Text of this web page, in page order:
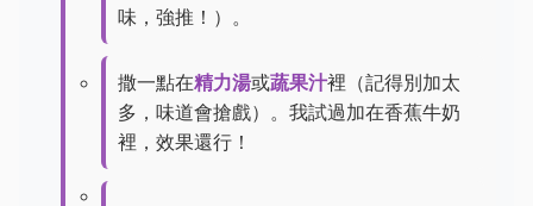
味，強推！）。
撒一點在精力湯或蔬果汁裡（記得別加太
多，味道會搶戲）。我試過加在香蕉牛奶
裡，效果還行！